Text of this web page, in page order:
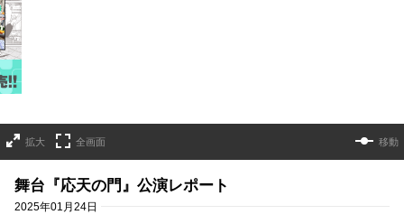
拡大 全画面 移動
舞台『応天の門』公演レポート
2025年01月24日